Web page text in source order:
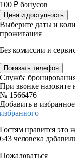
100 ₽ бонусов
Цена и доступность
Выберите даты и
проживания
Без комиссии и
Показать телефон
Служба
При звонке назовите
№ 1566476
Добавить в избранное
избранного
Гостям нравится это
643 человека
Пожаловаться